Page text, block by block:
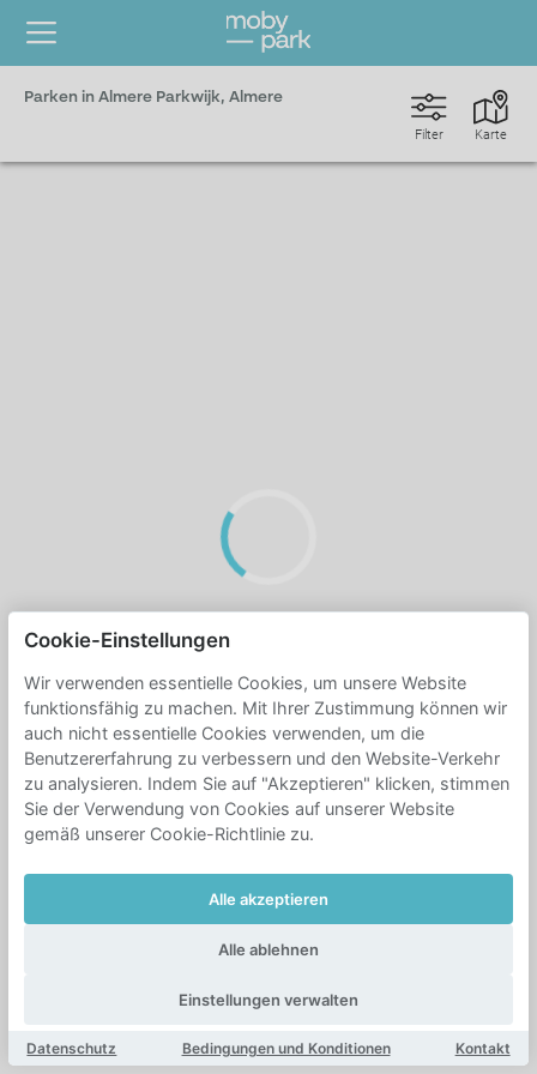
Parken in Almere Parkwijk, Almere
Karte
Filter
Cookie-Einstellungen
Wir verwenden essentielle Cookies, um unsere Website
funktionsfähig zu machen. Mit Ihrer Zustimmung können wir
auch nicht essentielle Cookies verwenden, um die
Benutzererfahrung zu verbessern und den Website-Verkehr
zu analysieren. Indem Sie auf "Akzeptieren" klicken, stimmen
Sie der Verwendung von Cookies auf unserer Website
gemäß unserer Cookie-Richtlinie zu.
Alle akzeptieren
Alle ablehnen
Einstellungen verwalten
Datenschutz Bedingungen und Konditionen Kontakt